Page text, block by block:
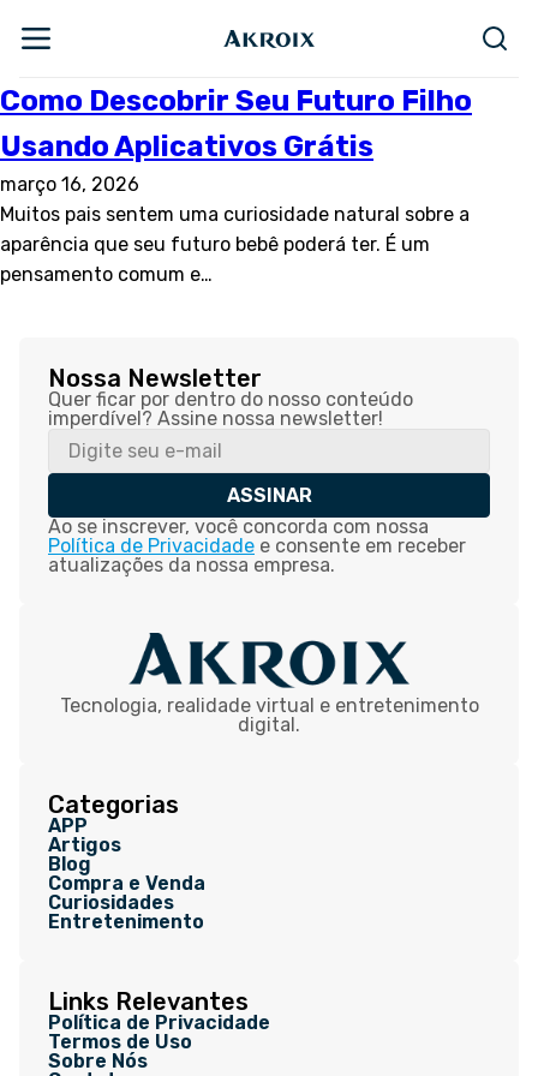
Como Descobrir Seu Futuro Filho
Usando Aplicativos Grátis
março 16, 2026
Muitos pais sentem uma curiosidade natural sobre a
aparência que seu futuro bebê poderá ter. É um
pensamento comum e…
Nossa Newsletter
Quer ficar por dentro do nosso conteúdo
imperdível? Assine nossa newsletter!
ASSINAR
Ao se inscrever, você concorda com nossa
Política de Privacidade e consente em receber
atualizações da nossa empresa.
Tecnologia, realidade virtual e entretenimento
digital.
Categorias
APP
Artigos
Blog
Compra e Venda
Curiosidades
Entretenimento
Links Relevantes
Política de Privacidade
Termos de Uso
Sobre Nós